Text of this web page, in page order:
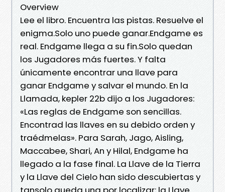
Overview
Lee el libro. Encuentra las pistas. Resuelve el
enigma.Solo uno puede ganar.Endgame es
real. Endgame llega a su fin.Solo quedan
los Jugadores más fuertes. Y falta
únicamente encontrar una llave para
ganar Endgame y salvar el mundo. En la
Llamada, kepler 22b dijo a los Jugadores:
«Las reglas de Endgame son sencillas.
Encontrad las llaves en su debido orden y
traédmelas». Para Sarah, Jago, Aisling,
Maccabee, Shari, An y Hilal, Endgame ha
llegado a la fase final. La Llave de la Tierra
y la Llave del Cielo han sido descubiertas y